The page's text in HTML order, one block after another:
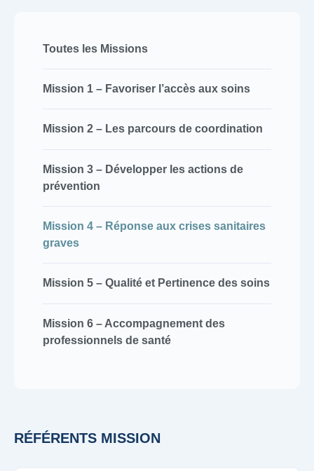
Toutes les Missions
Mission 1 – Favoriser l’accès aux soins
Mission 2 – Les parcours de coordination
Mission 3 – Développer les actions de
prévention
Mission 4 – Réponse aux crises sanitaires
graves
Mission 5 – Qualité et Pertinence des soins
Mission 6 – Accompagnement des
professionnels de santé
RÉFÉRENTS MISSION